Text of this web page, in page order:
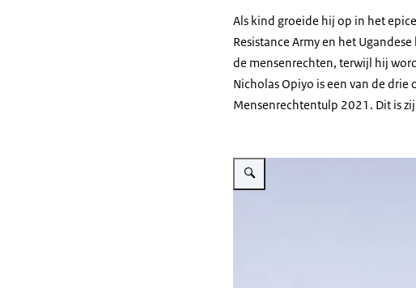
Als kind groeide hij op in het
Resistance Army en het
de mensenrechten, terwijl hij
Nicholas Opiyo is een van de
Mensenrechtentulp 2021. Dit is
Vergroot afbeelding Nicholas Opiyo